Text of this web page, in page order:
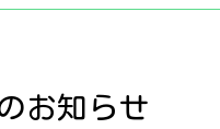
お知らせ